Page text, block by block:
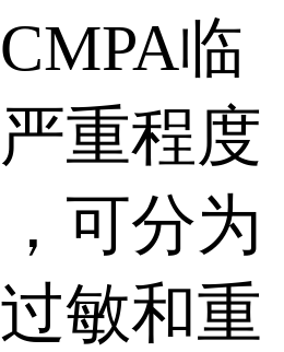
临
重程度
可分为
敏和重